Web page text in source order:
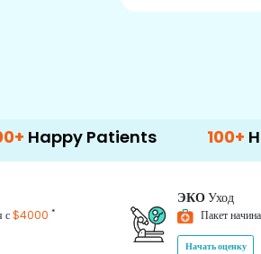
Patients 100+ Hospitals
с$4000 *
ЭКОУход
Пакет
Начать оценку